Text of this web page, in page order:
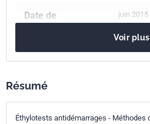
Date de
juin 2015
Date d'annulation
Nombre de pages 7 p.
Voir plus
Résumé
Éthylotests antidémarrages - Méthodes